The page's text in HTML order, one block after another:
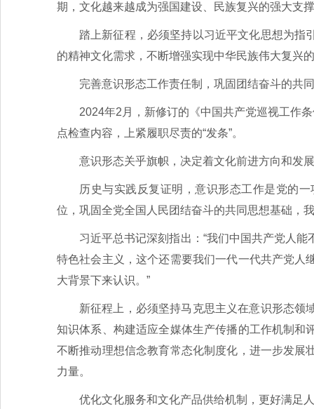
期，文化越来越成为强国建设、民族复兴的强大支
踏上新征程，必须坚持以习近平文化思想为指
的精神文化需求，不断增强实现中华民族伟大复兴
完善意识形态工作责任制，巩固团结奋斗的
2024年2月，新修订的《中国共产党巡视工作
点检查内容，上紧履职尽责的“发条”。
意识形态关乎旗帜，决定着文化前进方向和发
历史与实践反复证明，意识形态工作是党的
位，巩固全党全国人民团结奋斗的共同思想基础，
习近平总书记深刻指出：“我们中国共产党人
特色社会主义，这个还需要我们一代一代共产党人
大背景下来认识。”
新征程上，必须坚持马克思主义在意识形态领
知识体系、构建适应全媒体生产传播的工作机制和
不断推动理想信念教育常态化制度化，进一步发展
力量。
优化文化服务和文化产品供给机制，更好满